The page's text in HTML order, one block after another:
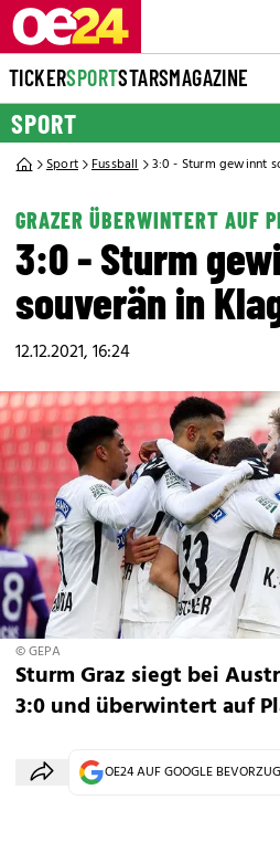
TICKERSPORTSTARSMAGAZINE
SPORT
Sport Fussball 3:0 - Sturm gewinnt
GRAZER ÜBERWINTERT AUF
3:0 - Sturm
souverän in
12.12.2021, 16:24
© GEPA
Sturm Graz siegt bei
3:0 und überwintert auf
OE24 AUF GOOGLE